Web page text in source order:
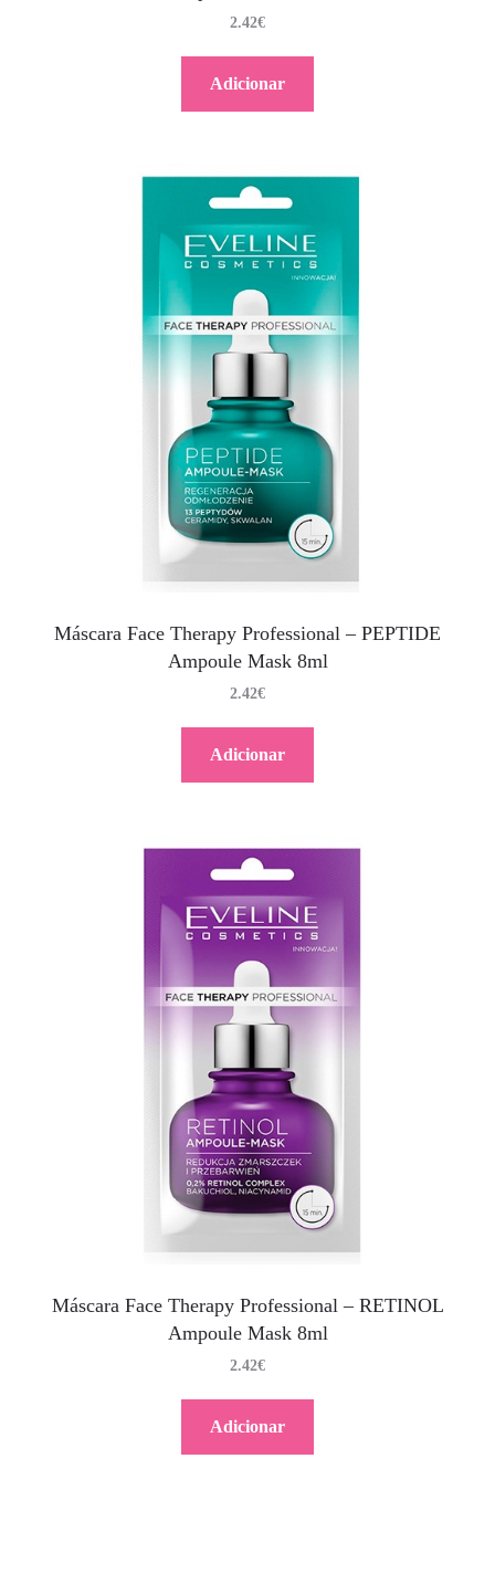
2.42€
Adicionar
Máscara Face Therapy Professional – PEPTIDE
Ampoule Mask 8ml
2.42€
Adicionar
Máscara Face Therapy Professional – RETINOL
Ampoule Mask 8ml
2.42€
Adicionar